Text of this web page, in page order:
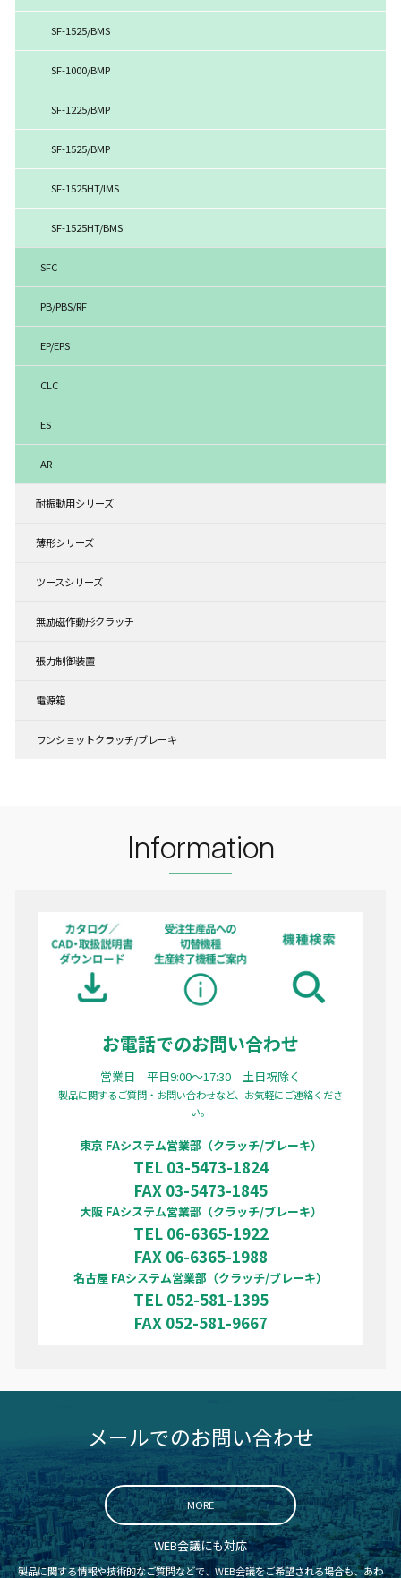
SF-1525/BMS
SF-1000/BMP
SF-1225/BMP
SF-1525/BMP
SF-1525HT/IMS
SF-1525HT/BMS
SFC
PB/PBS/RF
EP/EPS
CLC
ES
AR
耐振動用シリーズ
薄形シリーズ
ツースシリーズ
無励磁作動形クラッチ
張力制御装置
電源箱
ワンショットクラッチ/ブレーキ
Information
お電話でのお問い合わせ
営業日 平日9:00〜17:30 土日祝除く
製品に関するご質問・お問い合わせなど、お気軽にご連絡くださ
い。
東京 FAシステム営業部（クラッチ/ブレーキ）
TEL 03-5473-1824
FAX 03-5473-1845
大阪 FAシステム営業部（クラッチ/ブレーキ）
TEL 06-6365-1922
FAX 06-6365-1988
名古屋 FAシステム営業部（クラッチ/ブレーキ）
TEL 052-581-1395
FAX 052-581-9667
メールでのお問い合わせ
MORE
WEB会議にも対応
製品に関する情報や技術的なご質問などで、WEB会議をご希望される場合も、あわ